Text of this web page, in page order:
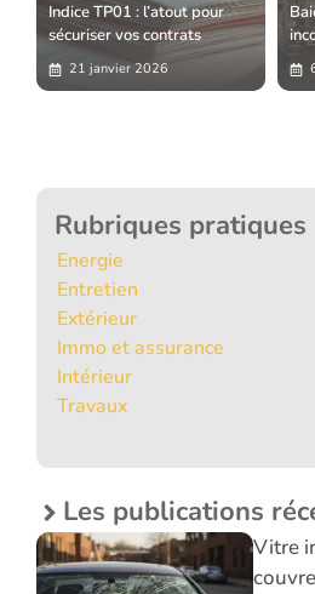
Indice TP01 : l’atout pour
sécuriser vos contrats
21 janvier 2026
Rubriques pratiques
Energie
Entretien
Extérieur
Immo et assurance
Intérieur
Travaux
Les publications
Vitre